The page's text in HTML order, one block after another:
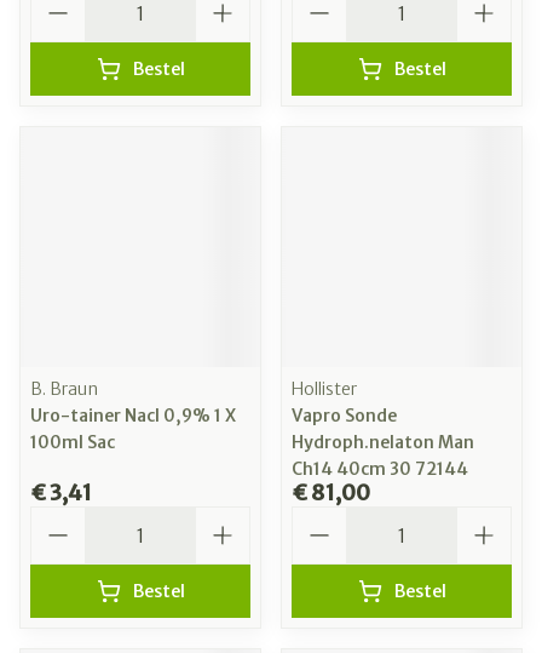
Bestel Bestel
B. Braun
Uro-tainer Nacl 0,9% 1 X
100ml Sac
€ 3,41
Bestel
Hollister
Vapro Sonde
Hydroph.nelaton Man
Ch14 40cm 30 72144
€ 81,00
Bestel